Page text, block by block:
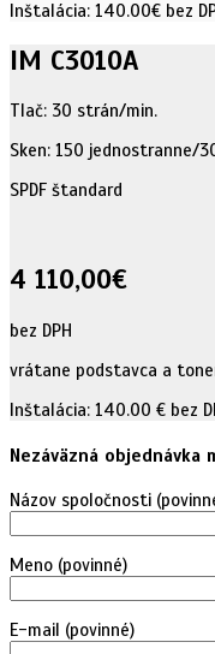
Inštalácia: 140.00€ bez
IM C3010A
Tlač: 30 strán/min.
Sken: 150 jednostranne/
SPDF štandard
4 110,00€
bez DPH
vrátane podstavca a
Inštalácia: 140.00 € bez
Nezáväzná
Názov spoločnosti
Meno (povinné)
E-mail (povinné)